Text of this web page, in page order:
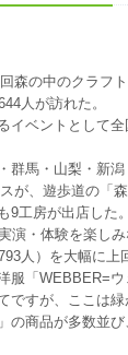
の中のクラフ
人が訪れた。
ベントとして
馬・山梨・新
が、遊歩道の「
工房が出店した。
・体験を楽し
人）を大幅に上
「WEBBER=
すが、ここは
商品が多数並